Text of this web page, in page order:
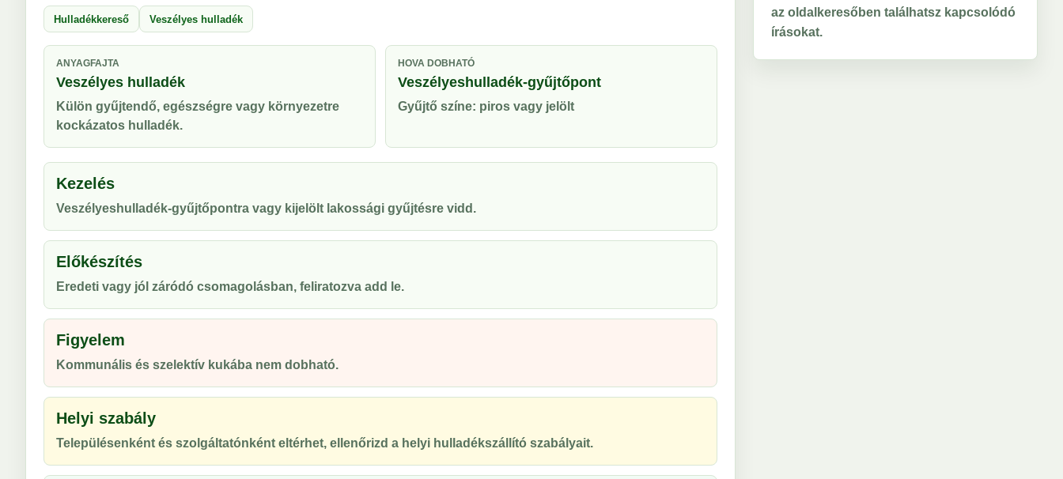
Hulladékkereső Veszélyes hulladék
ANYAGFAJTA
Veszélyes hulladék
Külön gyűjtendő, egészségre vagy környezetre
kockázatos hulladék.
HOVA DOBHATÓ
Veszélyeshulladék-gyűjtőpont
Gyűjtő színe: piros vagy jelölt
Kezelés
Veszélyeshulladék-gyűjtőpontra vagy kijelölt lakossági gyűjtésre vidd.
Előkészítés
Eredeti vagy jól záródó csomagolásban, feliratozva add le.
Figyelem
Kommunális és szelektív kukába nem dobható.
Helyi szabály
Településenként és szolgáltatónként eltérhet, ellenőrizd a helyi hulladékszállító szabályait.
az oldalkeresőben találhatsz kapcsolódó
írásokat.